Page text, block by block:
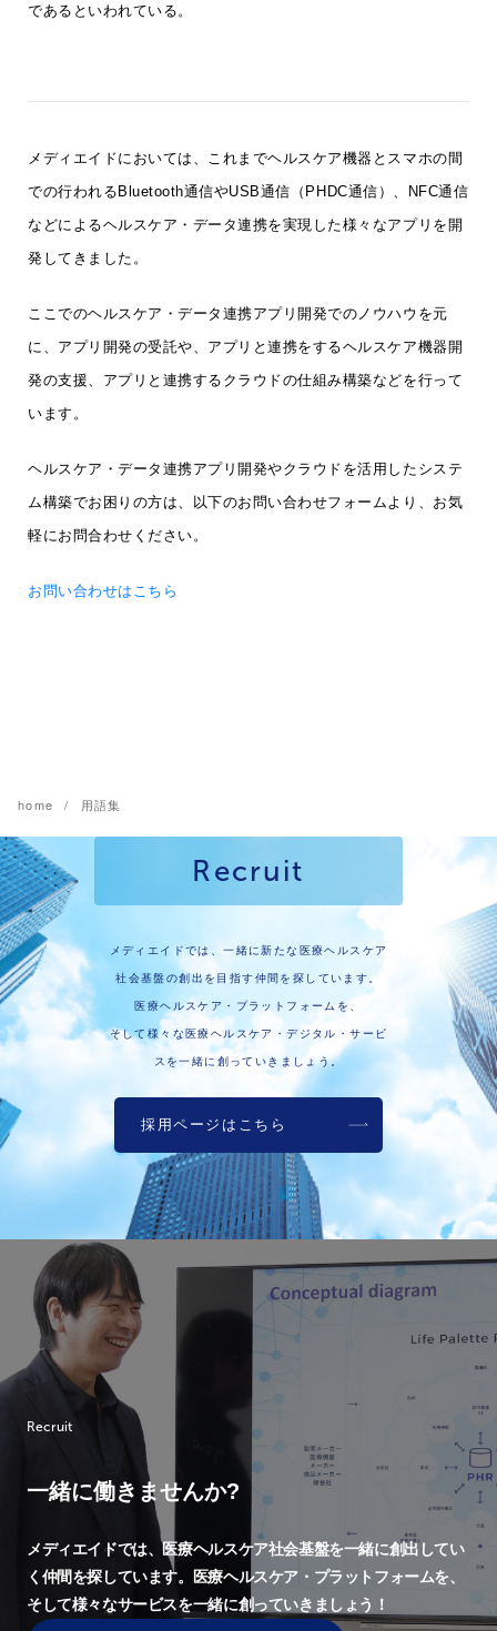
であるといわれている。
メディエイドにおいては、これまでヘルスケア機器とスマホの間
での行われるBluetooth通信やUSB通信（PHDC通信）、NFC通信
などによるヘルスケア・データ連携を実現した様々なアプリを開
発してきました。
ここでのヘルスケア・データ連携アプリ開発でのノウハウを元
に、アプリ開発の受託や、アプリと連携をするヘルスケア機器開
発の支援、アプリと連携するクラウドの仕組み構築などを行って
います。
ヘルスケア・データ連携アプリ開発やクラウドを活用したシステ
ム構築でお困りの方は、以下のお問い合わせフォームより、お気
軽にお問合わせください。
お問い合わせはこちら
home 用語集
Recruit
メディエイドでは、一緒に新たな医療ヘルスケア
社会基盤の創出を目指す仲間を探しています。
医療ヘルスケア・プラットフォームを、
そして様々な医療ヘルスケア・デジタル・サービ
スを一緒に創っていきましょう。
採用ページはこちら
Recruit
一緒に働きませんか?
メディエイドでは、医療ヘルスケア社会基盤を一緒に創出してい
く仲間を探しています。
医療ヘルスケア・プラットフォームを、
そして様々なサービスを一緒に創っていきましょう！